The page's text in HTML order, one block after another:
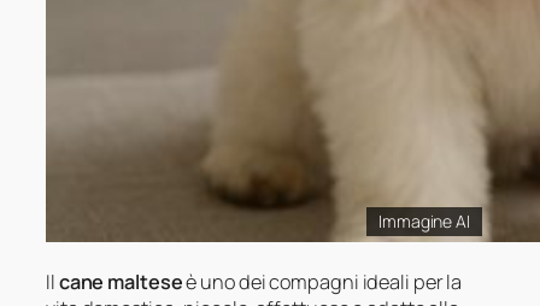
Immagine AI
Ilcane malteseè uno dei compagni ideali per la